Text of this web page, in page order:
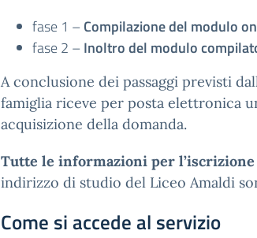
fase 1 –Compilazione del modulo
fase 2 –Inoltro del modulo
A conclusione dei passaggi previsti
famiglia riceve per posta elettronica
acquisizione della domanda.
Tutte le informazioni per
indirizzo di studio del Liceo Amaldi
Come si accede al servizio